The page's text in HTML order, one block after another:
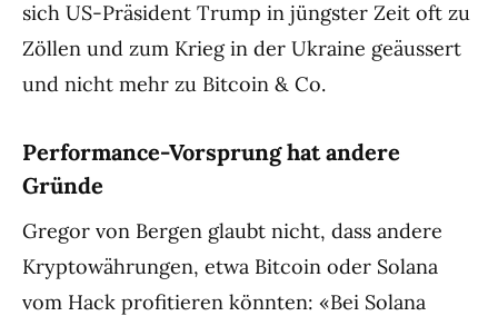
sich US-Präsident Trump in jüngster Zeit oft zu
Zöllen und zum Krieg in der Ukraine geäussert
und nicht mehr zu Bitcoin & Co.
Performance-Vorsprung hat andere
Gründe
Gregor von Bergen glaubt nicht, dass andere
Kryptowährungen, etwa Bitcoin oder Solana
vom Hack profitieren könnten: «Bei Solana